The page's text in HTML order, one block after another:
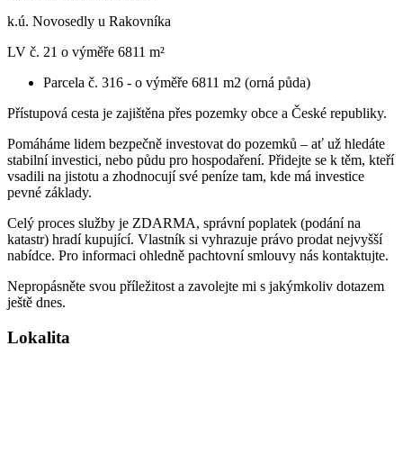
k.ú. Novosedly u Rakovníka
LV č. 21 o výměře 6811 m²
Parcela č. 316 - o výměře 6811 m2 (orná půda)
Přístupová cesta je zajištěna přes pozemky obce a České republiky.
Pomáháme lidem bezpečně investovat do pozemků – ať už hledáte
stabilní investici, nebo půdu pro hospodaření. Přidejte se k těm, kteří
vsadili na jistotu a zhodnocují své peníze tam, kde má investice
pevné základy.
Celý proces služby je ZDARMA, správní poplatek (podání na
katastr) hradí kupující. Vlastník si vyhrazuje právo prodat nejvyšší
nabídce. Pro informaci ohledně pachtovní smlouvy nás kontaktujte.
Nepropásněte svou příležitost a zavolejte mi s jakýmkoliv dotazem
ještě dnes.
Lokalita